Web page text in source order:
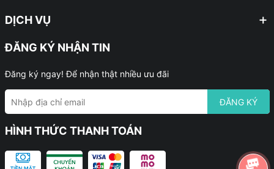
DỊCH VỤ
ĐĂNG KÝ NHẬN TIN
Đăng ký ngay! Để nhận thật nhiều ưu đãi
ĐĂNG KÝ
HÌNH THỨC THANH TOÁN